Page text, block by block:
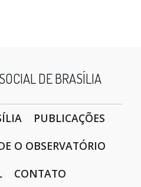
DE BRASÍLIA
PUBLICAÇÕES
O OBSERVATÓRIO
CONTATO